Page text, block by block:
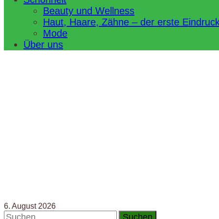
Beauty und Wellness
Haut, Haare, Zähne – der erste
Mode
Über uns
6. August 2026
Suchen